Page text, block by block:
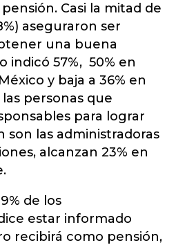
Casi la mitad de
aseguraron ser
una buena
indicó 57%, 50% en
y baja a 36% en
personas que
para lograr
son las administradoras
alcanzan 23% en
de los
estar informado
recibirá como pensión,